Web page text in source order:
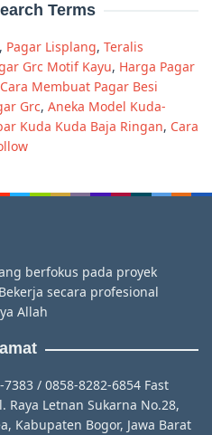
Terms
, Pagar Lisplang, Teralis
Grc Motif Kayu, Harga Pagar
Cara Membuat Pagar Besi
Grc, Aneka Model Kuda-
Kuda Kuda Baja Ringan, Cara
berfokus pada proyek
secara profesional
Allah
/ 0858-8282-6854 Fast
Raya Letnan Sukarna No.28,
Kabupaten Bogor, Jawa Barat